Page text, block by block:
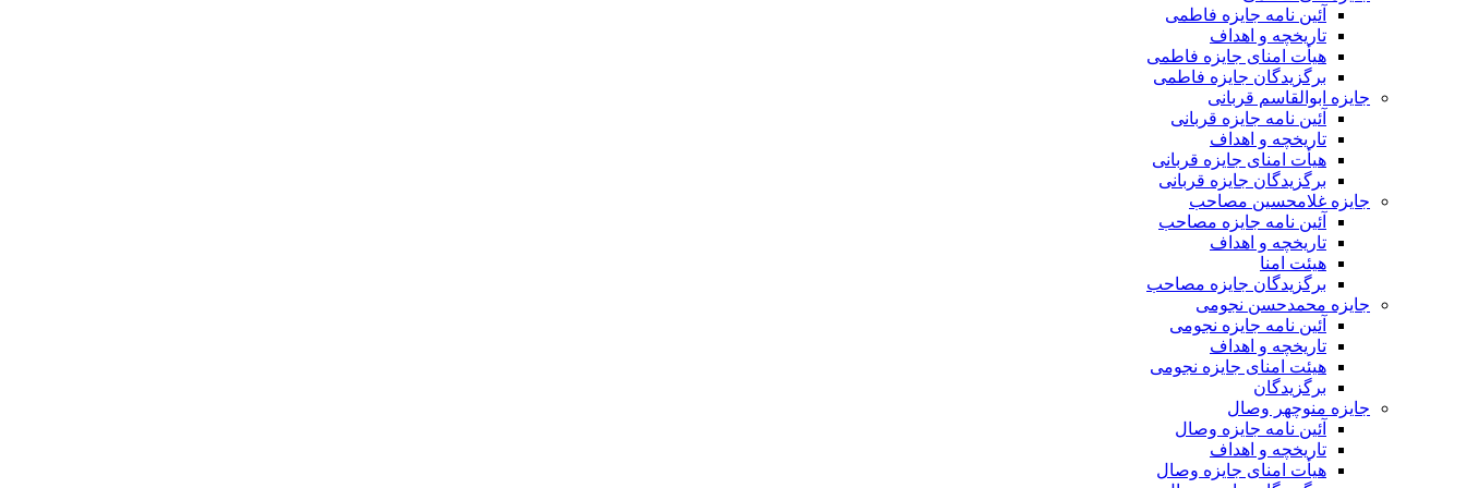
آئین نامه جایزه فاطمی
تاریخچه و اهداف
هیأت امنای جایزه فاطمی
برگزیدگان جایزه فاطمی
جایزه ابوالقاسم قربانی
آئین نامه جایزه قربانی
تاریخچه و اهداف
هیأت امنای جایزه قربانی
برگزیدگان جایزه قربانی
جایزه غلامحسین مصاحب
آئین نامه جایزه مصاحب
تاریخچه و اهداف
هیئت امنا
برگزیدگان جایزه مصاحب
جایزه محمدحسن نجومی
آئین نامه جایزه نجومی
تاریخچه و اهداف
هیئت امنای جایزه نجومی
برگزیدگان
جایزه منوچهر وصال
آئین نامه جایزه وصال
تاریخچه و اهداف
هیأت امنای جایزه وصال